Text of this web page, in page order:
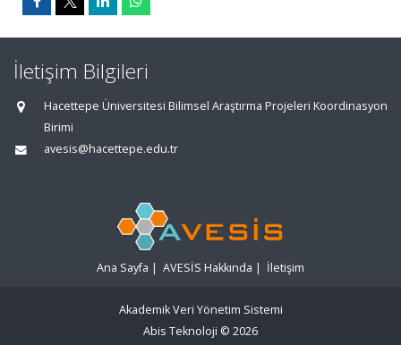
İletişim Bilgileri
Hacettepe Üniversitesi Bilimsel Araştırma Projeleri Koordinasyon
Birimi
avesis@hacettepe.edu.tr
Ana Sayfa | AVESİS Hakkında | İletişim
Akademik Veri Yönetim Sistemi
Abis Teknoloji © 2026